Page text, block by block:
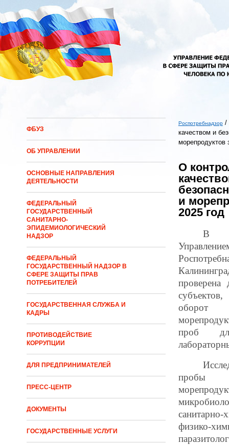
Перейти к основному содержанию
ФБУЗ
ОБ УПРАВЛЕНИИ
ОСНОВНЫЕ НАПРАВЛЕНИЯ
ДЕЯТЕЛЬНОСТИ
ФЕДЕРАЛЬНЫЙ
ГОСУДАРСТВЕННЫЙ
САНИТАРНО-
ЭПИДЕМИОЛОГИЧЕСКИЙ
НАДЗОР
ФЕДЕРАЛЬНЫЙ
ГОСУДАРСТВЕННЫЙ НАДЗОР В
СФЕРЕ ЗАЩИТЫ ПРАВ
ПОТРЕБИТЕЛЕЙ
ГОСУДАРСТВЕННАЯ СЛУЖБА И
КАДРЫ
ПРОТИВОДЕЙСТВИЕ
КОРРУПЦИИ
ДЛЯ ПРЕДПРИНИМАТЕЛЕЙ
ПРЕСС-ЦЕНТР
ДОКУМЕНТЫ
ГОСУДАРСТВЕННЫЕ УСЛУГИ
Вы здесь
Роспотребнадзор /
качеством и
морепродуктов
О
и
2025 год
В
проверена
проб
санитарно-
физико-